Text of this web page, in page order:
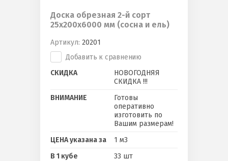
Доска обрезная 2-й сорт
25х200х6000 мм (сосна и ель)
Артикул: 20201
Добавить к сравнению
СКИДКА
НОВОГОДНЯЯ
СКИДКА !!!
ВНИМАНИЕ
Готовы
оперативно
изготовить по
Вашим размерам!
ЦЕНА указана за
1 м3
В 1 кубе
33 шт